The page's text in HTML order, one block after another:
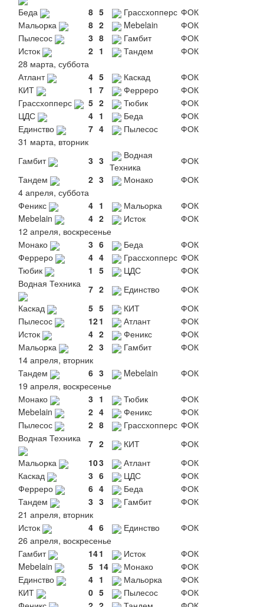
Беда
8 5 Грассхопперс ФОК
Мальорка
8 2 Mebelain
ФОК
Пылесос
3 8 Гамбит
ФОК
Исток
2 1 Тандем
ФОК
28 марта, суббота
Атлант
4 5 Каскад
ФОК
КИТ
1 7 Ферреро
ФОК
Грассхопперс
5 2 Тюбик
ФОК
ЦДС
4 1 Беда
ФОК
Единство
7 4 Пылесос
ФОК
31 марта, вторник
Гамбит
3 3
Водная
Техника
ФОК
Тандем
2 3 Монако
ФОК
4 апреля, суббота
Феникс
4 1 Мальорка
ФОК
Mebelain
4 2 Исток
ФОК
12 апреля, воскресенье
Монако
3 6 Беда
ФОК
Ферреро
4 4 Грассхопперс ФОК
Тюбик
1 5 ЦДС
ФОК
Водная Техника
7 2 Единство
ФОК
Каскад
5 5 КИТ
ФОК
Пылесос
121 Атлант
ФОК
Исток
4 2 Феникс
ФОК
Мальорка
2 3 Гамбит
ФОК
14 апреля, вторник
Тандем
6 3 Mebelain
ФОК
19 апреля, воскресенье
Монако
3 1 Тюбик
ФОК
Mebelain
2 4 Феникс
ФОК
Пылесос
2 8 Грассхопперс ФОК
Водная Техника
7 2 КИТ
ФОК
Мальорка
103 Атлант
ФОК
Каскад
3 6 ЦДС
ФОК
Ферреро
6 4 Беда
ФОК
Тандем
3 3 Гамбит
ФОК
21 апреля, вторник
Исток
4 6 Единство
ФОК
26 апреля, воскресенье
Гамбит
141 Исток
ФОК
Mebelain
5 14 Монако
ФОК
Единство
4 1 Мальорка
ФОК
КИТ
0 5 Пылесос
ФОК